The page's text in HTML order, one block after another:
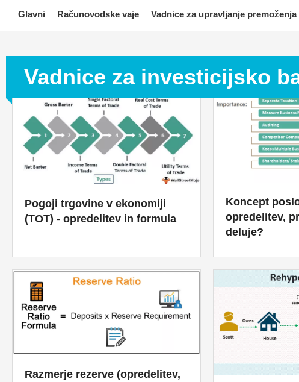
content
Glavni Računovodske vaje Vadnice za upravljanje premoženja
Vadnice za investicijsko
Pogoji trgovine v ekonomiji
(TOT) - opredelitev in formula
Koncept
opredelitev,
deluje?
Razmerje rezerve (opredelitev,